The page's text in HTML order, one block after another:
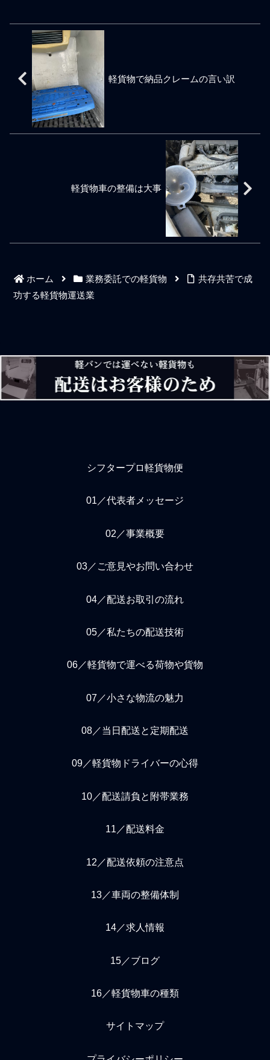
スクを抱えることになる。
意味の出ない人材は要らな
い。 任せる範囲 頼る範囲
我々のような業務請負で働
く軽貨物ドライバーは忙し
さを求めているので時間を
サボっても意味がない。そ
の点では社員雇用ドライバ
ーとは真逆の仕事意識であ
ろう。業務請負ドライバー
日でお金を沢山稼いでも事
ドライバーから、管理費な
社員ではないのに配送会社
ものとなってます。こうい
った関係性が多い軽貨物運
送業の業界ですが、社員で
はない請負ドライバーに対
し、配送会社と請負ドライ
バーの業務連絡方法は、
LINEなどドライ
先や周囲から業務上の信用
度は致命的である。業務委
託の軽貨物ドライバーで必
須と言える能力が「報連相
からのマルチタスク」であ
る。報告と連絡と相談はた
だ単にできるだけでなく
「業務を優先して」「時間
を決めて」できなければ何
の意味もない。一回でも怠
とと言われているが、自分
と判断される。〇〇だった
通用しない。業務委託ドラ
イバーにとって報連相はと
にかく最優先事項である。
に、自身の業務を優先する
などして指示に対する報告
を先にできないドライバ
ー、連絡を先にできないド
の配送仕事を動画で無闇に
他人に勧めたり、SNSで守
ったり、中には、入会金商
法で軽貨物ドライバーを募
集したりなど、時と場合、
悪徳ともなりうるドライバ
ー勧誘行為が目立ってきま
した。軽貨物ドライバーの
仕事とは副業やフリーラン
スといったレベルでもでき
る案件もありますが、本業
のプロドライバーでなけれ
ば通用しない案件もあるで
バーの労働からマージンを
貨物車を用意するだけで大
丈夫というのは大ウソ。注
意してください。個人事業
主の軽貨物ドライバーは、
軽貨物で納品クレームの言い訳
軽貨物車の整備は大事
ホーム 業務委託での軽貨物
共存共苦で成
功する軽貨物運送業
シフタープロ軽貨物便
01／代表者メッセージ
02／事業概要
03／ご意見やお問い合わせ
04／配送お取引の流れ
05／私たちの配送技術
06／軽貨物で運べる荷物や貨物
07／小さな物流の魅力
08／当日配送と定期配送
09／軽貨物ドライバーの心得
10／配送請負と附帯業務
11／配送料金
12／配送依頼の注意点
13／車両の整備体制
14／求人情報
15／ブログ
16／軽貨物車の種類
サイトマップ